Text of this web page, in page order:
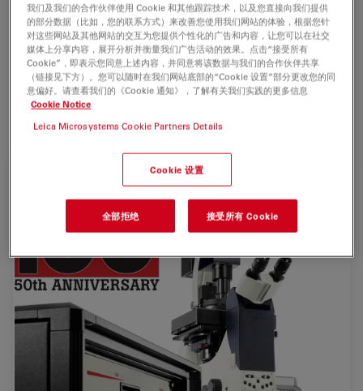
年推出了Leica TCS STED，它预示着分辨率突破衍射极限
的新时代的到来。
Leica SR GSD以Leica AM TIRF MC 系统和Leica
DMI6000 B倒置显微镜为基础，根据为基态损耗
（GSDIM）技术研发而成。
我们及我们的合作伙伴使用 Cookie 和其他跟踪技术，以及您直接向我们提供
的部分数据（比如，您的联系方式）来改善您使用我们网站的体验，根据您针
对这些网站及其他网站的交互为您提供个性化的广告和内容，让您可以在社交
媒体上分享内容，展开分析并衡量我们广告活动的效果。点击“接受所有
Cookie”，即表示您同意上述内容，并同意将该数据与我们的合作伙伴共享
（链接见下方）。您可以随时在我们网站底部的“Cookie 设置”部分更改您的同
意偏好。请查看我们的《Cookie 通知》，了解有关我们实践的更多信息
Cookie Notice
Leica Microsystems Cookie Partners Details
Cookie 设置
全部拒绝 接受所有 Cookie